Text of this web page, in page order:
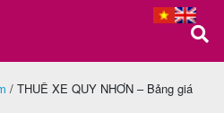
/ THUÊ XE QUY NHƠN – Bảng giá